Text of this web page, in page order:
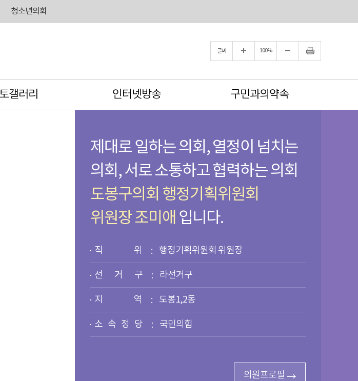
청소년의회
글씨 100%
갤러리 인터넷방송 구민과의약속
제대로 일하는 의회, 열정이 넘치는
의회, 서로 소통하고 협력하는 의회
도봉구의회 행정기획위원회
위원장 조미애 입니다.
직 위 행정기획위원회 위원장
선 거 구 라선거구
지 역 도봉1,2동
소 속 정 당 국민의힘
의원프로필